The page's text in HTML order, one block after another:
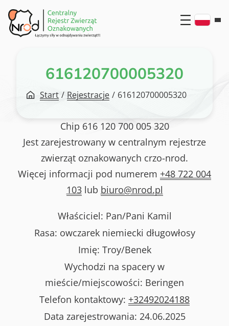
Przejdź
do
treści
616120700005320
Start / Rejestracje / 616120700005320
Chip 616 120 700 005 320
Jest zarejestrowany w centralnym rejestrze
zwierząt oznakowanych crzo-nrod.
Więcej informacji pod numerem +48 722 004
103lub biuro@nrod.pl
Właściciel: Pan/Pani Kamil
Rasa: owczarek niemiecki długowłosy
Imię: Troy/Benek
Wychodzi na spacery w
mieście/miejscowości: Beringen
Telefon kontaktowy: +32492024188
Data zarejestrowania: 24.06.2025